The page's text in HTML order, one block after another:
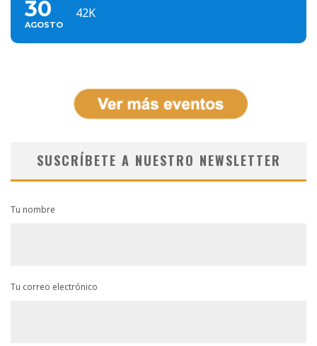
30
AGOSTO
42K
SUSCRÍBETE A NUESTRO NEWSLETTER
Tu nombre
Tu correo electrónico